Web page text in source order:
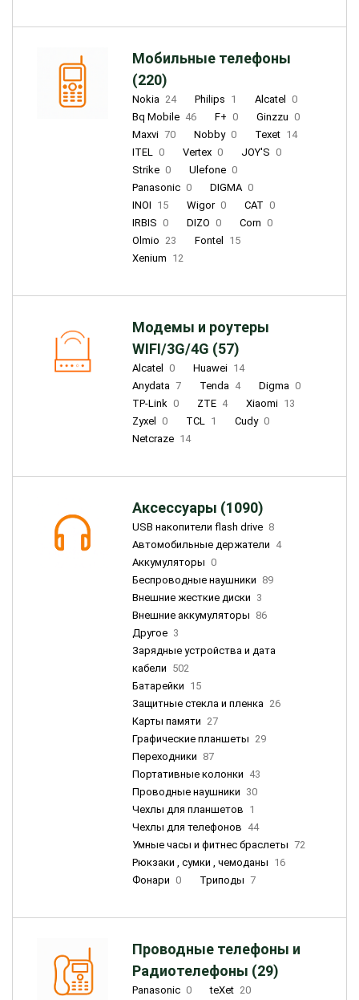
Мобильные телефоны
(220)
Nokia 24 Philips 1 Alcatel
0
Bq Mobile 46 F+ 0 Ginzzu 0
Maxvi 70 Nobby 0 Texet 14
ITEL 0 Vertex 0 JOY'S 0
Strike 0 Ulefone 0
Panasonic 0 DIGMA 0
INOI 15 Wigor 0 CAT 0
IRBIS 0 DIZO 0 Corn 0
Olmio 23 Fontel
15
Xenium 12
Модемы и роутеры
WIFI/3G/4G (57)
Alcatel 0 Huawei 14
Anydata 7 Tenda 4 Digma 0
TP-Link 0 ZTE 4 Xiaomi 13
Zyxel
0 TCL 1 Cudy 0
Netcraze 14
Аксессуары (1090)
USB накопители flash drive 8
Автомобильные держатели 4
Аккумуляторы 0
Беспроводные наушники 89
Внешние жесткие диски 3
Внешние аккумуляторы 86
Другое 3
Зарядные устройства и дата
кабели 502
Батарейки 15
Защитные стекла и пленка 26
Карты памяти 27
Графические планшеты 29
Переходники 87
Портативные колонки 43
Проводные наушники 30
Чехлы для планшетов 1
Чехлы для телефонов 44
Умные часы и фитнес браслеты 72
Рюкзаки , сумки , чемоданы 16
Фонари 0 Триподы 7
Проводные телефоны и
Радиотелефоны (29)
Panasonic 0 teXet 20